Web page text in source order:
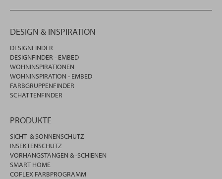
DESIGN & INSPIRATION
DESIGNFINDER
DESIGNFINDER - EMBED
WOHNINSPIRATIONEN
WOHNINSPIRATION - EMBED
FARBGRUPPENFINDER
SCHATTENFINDER
PRODUKTE
SICHT- & SONNENSCHUTZ
INSEKTENSCHUTZ
VORHANGSTANGEN & -SCHIENEN
SMART HOME
COFLEX FARBPROGRAMM